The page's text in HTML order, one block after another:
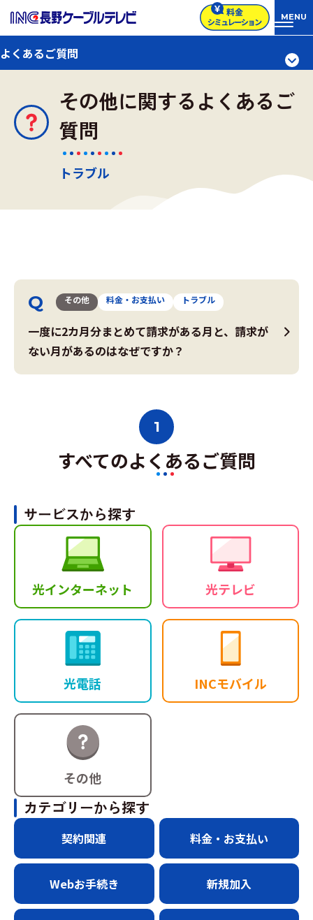
その他に関するよくあるご
質問
トラブル
その他 料金・お支払い トラブル
一度に2カ月分まとめて請求がある月と、請求が
ない月があるのはなぜですか？
1
すべてのよくあるご質問
サービスから探す
光インターネット 光テレビ
光電話 INCモバイル
その他
カテゴリーから探す
契約関連 料金・お支払い
Webお手続き 新規加入
よくあるご質問